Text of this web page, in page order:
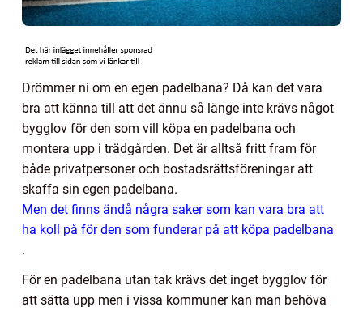
Drömmer ni om en egen padelbana? Då kan det vara
bra att känna till att det ännu så länge inte krävs något
bygglov för den som vill köpa en padelbana och
montera upp i trädgården. Det är alltså fritt fram för
både privatpersoner och bostadsrättsföreningar att
skaffa sin egen padelbana.
Men det finns ändå några saker som kan vara bra att
ha koll på för den som funderar på att köpa padelbana
.
För en padelbana utan tak krävs det inget bygglov för
att sätta upp men i vissa kommuner kan man behöva